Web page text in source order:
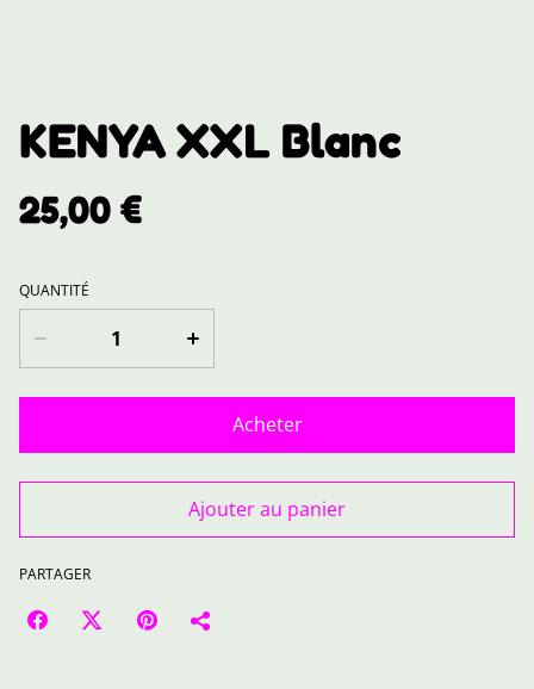
KENYA XXL Blanc
25,00 €
QUANTITÉ
Acheter
Ajouter au panier
PARTAGER